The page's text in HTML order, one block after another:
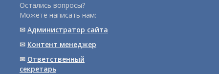
Остались вопросы?
Можете написать нам:
✉ Администратор сайта
✉ Контент менеджер
✉ Ответственный
cекретарь